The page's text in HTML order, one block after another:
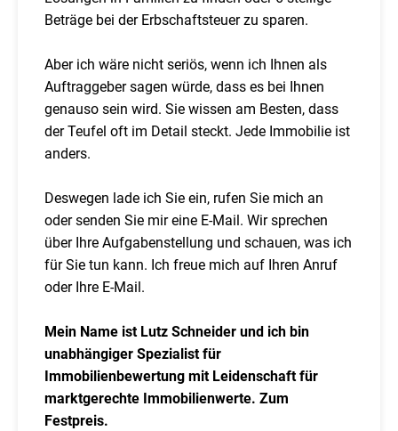
Beträge bei der Erbschaftsteuer zu sparen.
Aber ich wäre nicht seriös, wenn ich Ihnen als
Auftraggeber sagen würde, dass es bei Ihnen
genauso sein wird. Sie wissen am Besten, dass
der Teufel oft im Detail steckt. Jede Immobilie ist
anders.
Deswegen lade ich Sie ein, rufen Sie mich an
oder senden Sie mir eine E-Mail. Wir sprechen
über Ihre Aufgabenstellung und schauen, was ich
für Sie tun kann. Ich freue mich auf Ihren Anruf
oder Ihre E-Mail.
Mein Name ist Lutz Schneider und ich bin
unabhängiger Spezialist für
Immobilienbewertung mit Leidenschaft für
marktgerechte Immobilienwerte. Zum
Festpreis.